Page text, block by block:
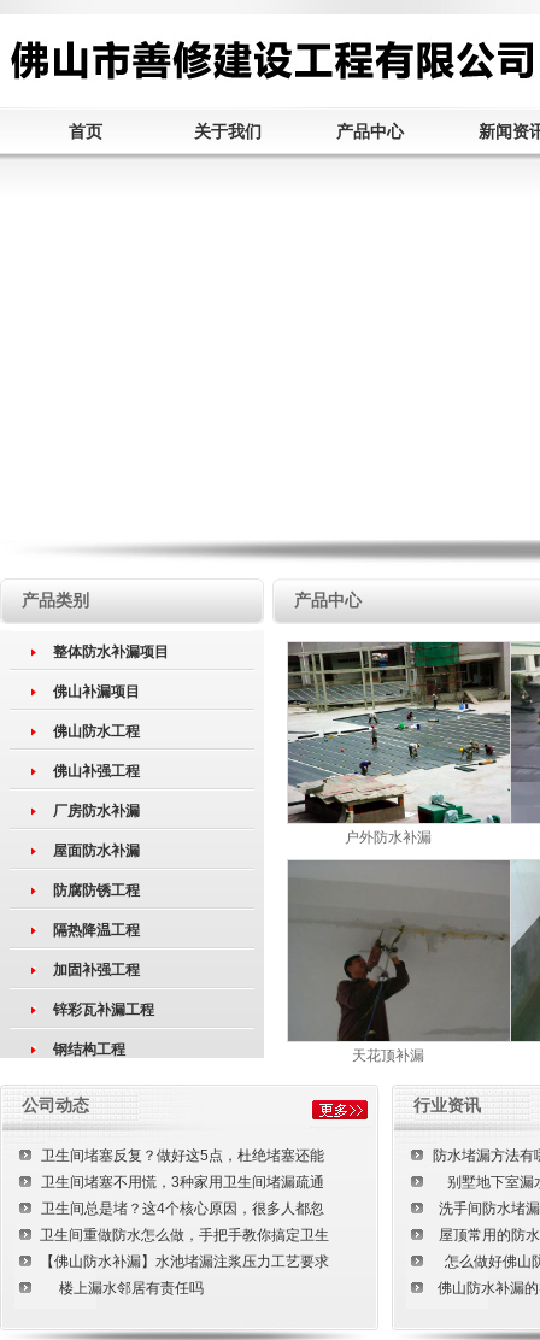
首页 关于我们 产品中心 新闻资
产品类别
整体防水补漏项目
佛山补漏项目
佛山防水工程
佛山补强工程
厂房防水补漏
屋面防水补漏
防腐防锈工程
隔热降温工程
加固补强工程
锌彩瓦补漏工程
钢结构工程
装修装饰工程
楼宇清洁工程
产品中心
户外防水补漏
天花顶补漏
公司动态
卫生间堵塞反复？做好这5点，杜绝堵塞还能
卫生间堵塞不用慌，3种家用卫生间堵漏疏通
卫生间总是堵？这4个核心原因，很多人都忽
卫生间重做防水怎么做，手把手教你搞定卫生
【佛山防水补漏】水池堵漏注浆压力工艺要求
楼上漏水邻居有责任吗
行业资讯
防水堵漏方法有
别墅地下室漏
洗手间防水堵
屋顶常用的防
怎么做好佛山
佛山防水补漏